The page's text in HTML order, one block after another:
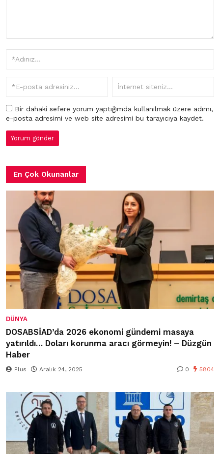
Bir dahaki sefere yorum yaptığımda kullanılmak üzere adımı,
e-posta adresimi ve web site adresimi bu tarayıcıya kaydet.
En Çok Okunanlar
DÜNYA
DOSABSİAD’da 2026 ekonomi gündemi masaya
yatırıldı… Doları korunma aracı görmeyin! – Düzgün
Haber
Plus Aralık 24, 2025 0 5804